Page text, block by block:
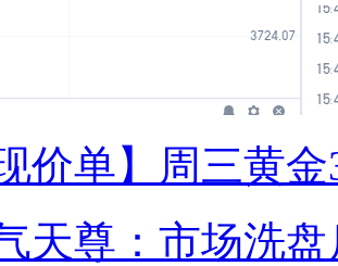
现价单】周三黄金
天尊：市场洗